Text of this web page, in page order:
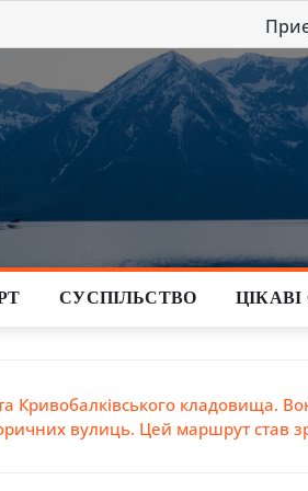
СУСПІЛЬСТВО
Кривобалківського кладовища.
вулиць. Цей маршрут став